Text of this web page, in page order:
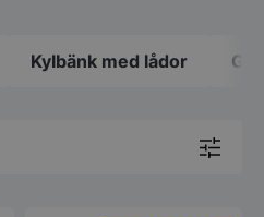
Kylbänk med lådor